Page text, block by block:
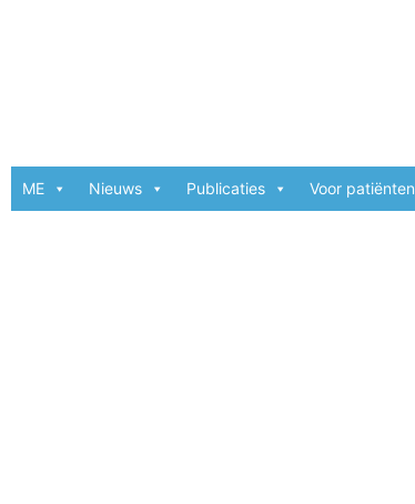
ME Nieuws Publicaties Voor patiënten